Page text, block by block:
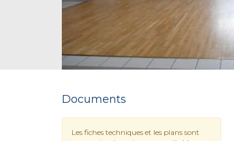
Documents
Les fiches techniques et les plans sont